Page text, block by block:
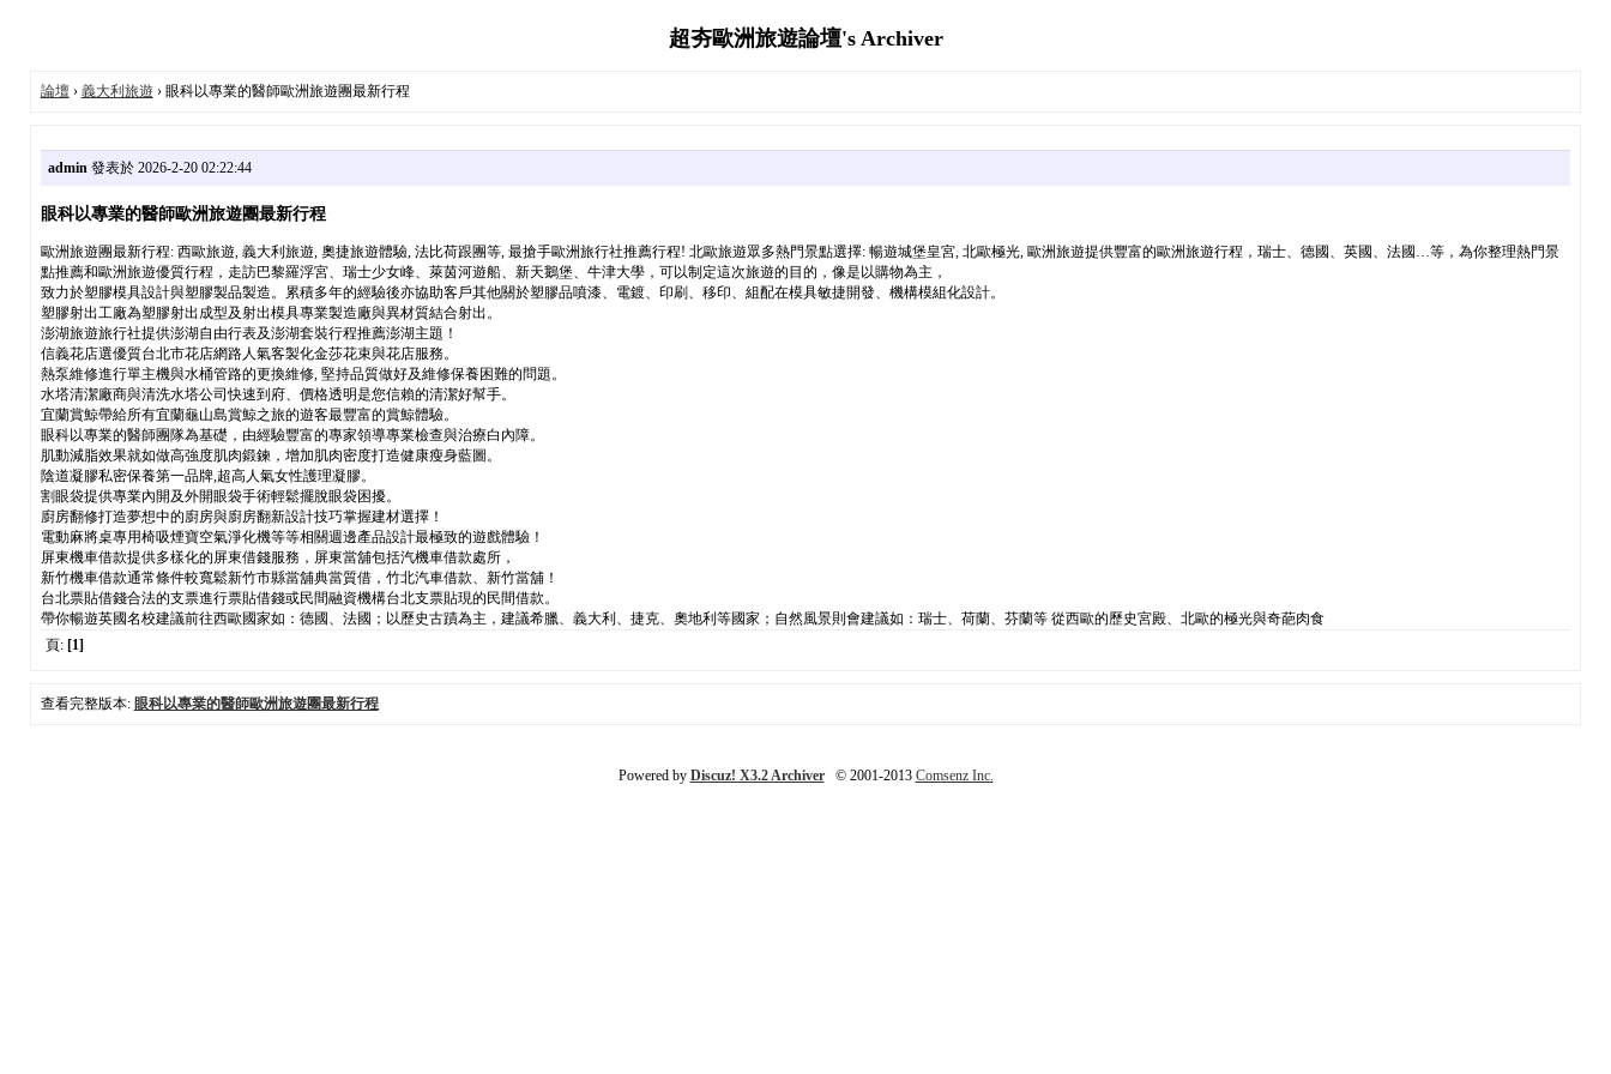
超夯歐洲旅遊論壇's Archiver
論壇› 義大利旅遊› 眼科以專業的醫師歐洲旅遊團最新行程
admin發表於 2026-2-20 02:22:44
眼科以專業的醫師歐洲旅遊團最新行程
歐洲旅遊團最新行程: 西歐旅遊, 義大利旅遊, 奧捷旅遊體驗, 法比荷跟團等, 最搶手歐洲旅行社推薦行程! 北歐旅遊眾多熱門景點選擇: 暢遊城堡皇宮, 北歐極光, 歐洲旅遊提供豐富的歐洲旅遊行程，瑞士、德國、英國、法國…等，為你整理熱門景
點推薦和歐洲旅遊優質行程，走訪巴黎羅浮宮、瑞士少女峰、萊茵河遊船、新天鵝堡、牛津大學，可以制定這次旅遊的目的，像是以購物為主，
致力於塑膠模具設計與塑膠製品製造。累積多年的經驗後亦協助客戶其他關於塑膠品噴漆、電鍍、印刷、移印、組配在模具敏捷開發、機構模組化設計。
塑膠射出工廠為塑膠射出成型及射出模具專業製造廠與異材質結合射出。
澎湖旅遊旅行社提供澎湖自由行表及澎湖套裝行程推薦澎湖主題！
信義花店選優質台北市花店網路人氣客製化金莎花束與花店服務。
熱泵維修進行單主機與水桶管路的更換維修, 堅持品質做好及維修保養困難的問題。
水塔清潔廠商與清洗水塔公司快速到府、價格透明是您信賴的清潔好幫手。
宜蘭賞鯨帶給所有宜蘭龜山島賞鯨之旅的遊客最豐富的賞鯨體驗。
眼科以專業的醫師團隊為基礎，由經驗豐富的專家領導專業檢查與治療白內障。
肌動減脂效果就如做高強度肌肉鍛鍊，增加肌肉密度打造健康瘦身藍圖。
陰道凝膠私密保養第一品牌,超高人氣女性護理凝膠。
割眼袋提供專業內開及外開眼袋手術輕鬆擺脫眼袋困擾。
廚房翻修打造夢想中的廚房與廚房翻新設計技巧掌握建材選擇！
電動麻將桌專用椅吸煙寶空氣淨化機等等相關週邊產品設計最極致的遊戲體驗！
屏東機車借款提供多樣化的屏東借錢服務，屏東當舖包括汽機車借款處所，
新竹機車借款通常條件較寬鬆新竹市縣當舖典當質借，竹北汽車借款、新竹當舖！
台北票貼借錢合法的支票進行票貼借錢或民間融資機構台北支票貼現的民間借款。
帶你暢遊英國名校建議前往西歐國家如：德國、法國；以歷史古蹟為主，建議希臘、義大利、捷克、奧地利等國家；自然風景則會建議如：瑞士、荷蘭、芬蘭等 從西歐的歷史宮殿、北歐的極光與奇葩肉食
頁: [1]
查看完整版本: 眼科以專業的醫師歐洲旅遊團最新行程
Powered by Discuz! X3.2 Archiver© 2001-2013 Comsenz Inc.